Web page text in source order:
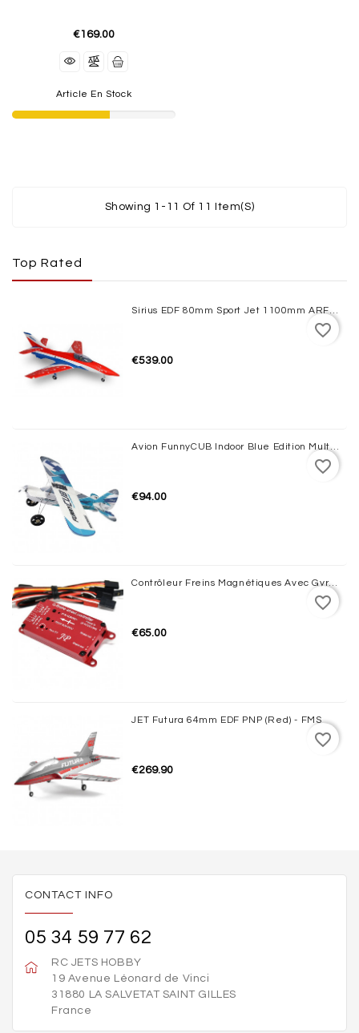
€169.00
Article En Stock
Showing 1-11 Of 11 Item(s)
Top Rated
Sirius EDF 80mm Sport Jet 1100mm ARF XFly
€539.00
favorite_border
Avion FunnyCUB Indoor Blue Edition Multiplex
€94.00
favorite_border
Contrôleur Freins Magnétiques Avec Gyro JP HOBBY
€65.00
favorite_border
JET Futura 64mm EDF PNP (Red) - FMS
€269.90
favorite_border
CONTACT INFO
05 34 59 77 62
RC JETS HOBBY
19 Avenue Léonard de Vinci
31880 LA SALVETAT SAINT GILLES
France